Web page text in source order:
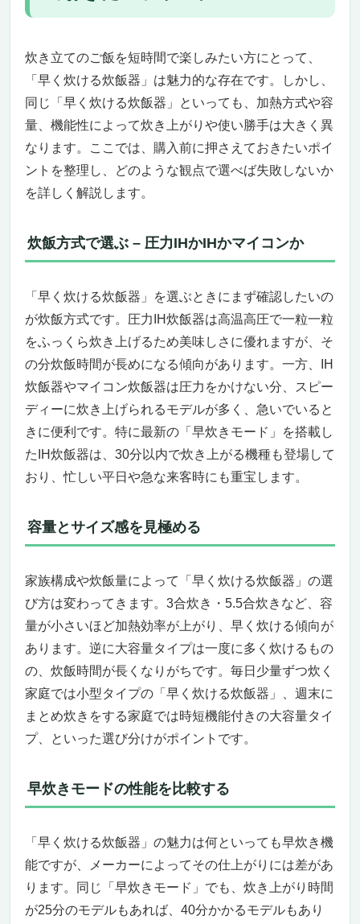
炊飯革命を起こす独自の加熱方式と圧力IHの
“わが家炊き”で121通り、炊き分けセレクト
15通りの自由度
こんな人におすすめ・逆に向かない人
まとめ：今すぐ“炎舞炊き”で時短と美味しさ
早く炊ける炊飯器の決定版！ 「パナソニック
ビストロ匠技AI」こそ、今すぐ手に入れるべき
理由
AIセンサー
ダイヤモンド竃釜と加圧追い炊きポンプで、
「早く炊ける炊飯器」なのに、多彩な炊き分
けが可能
お手入れラクラク、毎日使える安心感
こんな人におすすめ、こんな人には向かない
今すぐ手に入れないと本当に損！
器ラージ — “早く炊ける炊飯器”を探している
あなたに、これ以上ない決定打 —
「忙しい毎日でも、酵素玄米を“早く”おいし
く」
発酵・低温調理まで」
「今すぐ手に入れないと損する理由」
「まとめ：時短・健康・安心・多機能が一台
で」
【世界一おいしいご飯を“早く”炊ける】バーミ
ー）
もう“普通の炊飯器”には戻れない！「早く炊
ける炊飯器」を探すならこれ一択
「早く炊ける炊飯器」の中でも別格な理由
いう人」には微妙かも
瓶 土鍋圧力IH炊飯器 JRX-S060W
もう迷わない、「早く炊ける炊飯器」を探し
ているあなたへ
強烈な個性とテクノロジーで、買わなきゃ損
炊き立てのご飯を短時間で楽しみたい方にとって、
「早く炊ける炊飯器」は魅力的な存在です。しかし、
同じ「早く炊ける炊飯器」といっても、加熱方式や容
量、機能性によって炊き上がりや使い勝手は大きく異
なります。ここでは、購入前に押さえておきたいポイ
ントを整理し、どのような観点で選べば失敗しないか
を詳しく解説します。
炊飯方式で選ぶ – 圧力IHかIHかマイコンか
「早く炊ける炊飯器」を選ぶときにまず確認したいの
が炊飯方式です。圧力IH炊飯器は高温高圧で一粒一粒
をふっくら炊き上げるため美味しさに優れますが、そ
の分炊飯時間が長めになる傾向があります。一方、IH
炊飯器やマイコン炊飯器は圧力をかけない分、スピー
ディーに炊き上げられるモデルが多く、急いでいると
きに便利です。特に最新の「早炊きモード」を搭載し
たIH炊飯器は、30分以内で炊き上がる機種も登場して
おり、忙しい平日や急な来客時にも重宝します。
容量とサイズ感を見極める
家族構成や炊飯量によって「早く炊ける炊飯器」の選
び方は変わってきます。3合炊き・5.5合炊きなど、容
量が小さいほど加熱効率が上がり、早く炊ける傾向が
あります。逆に大容量タイプは一度に多く炊けるもの
の、炊飯時間が長くなりがちです。毎日少量ずつ炊く
家庭では小型タイプの「早く炊ける炊飯器」、週末に
まとめ炊きをする家庭では時短機能付きの大容量タイ
プ、といった選び分けがポイントです。
早炊きモードの性能を比較する
「早く炊ける炊飯器」の魅力は何といっても早炊き機
能ですが、メーカーによってその仕上がりには差があ
ります。同じ「早炊きモード」でも、炊き上がり時間
が25分のモデルもあれば、40分かかるモデルもあり